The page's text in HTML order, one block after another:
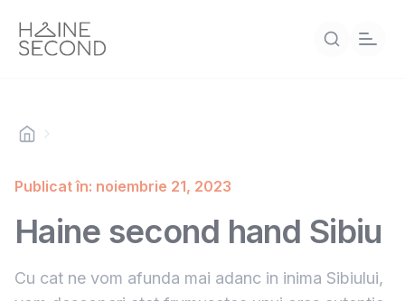
Publicat în: noiembrie 21, 2023
Haine second hand Sibiu
Cu cat ne vom afunda mai adanc in inima Sibiului,